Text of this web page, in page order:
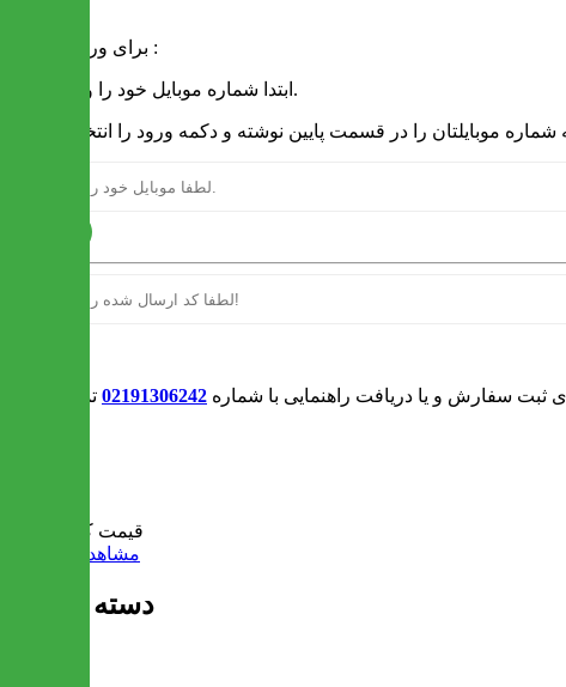
برای ورود به سایت :
1 - ابتدا شماره موبایل خود را وارد کنید.
ثبت سفارش و یا دریافت راهنمایی با شماره 02191306242 تماس بگیرید
قیمت کل:
مشاهده سبد خرید
دسته بندی ها